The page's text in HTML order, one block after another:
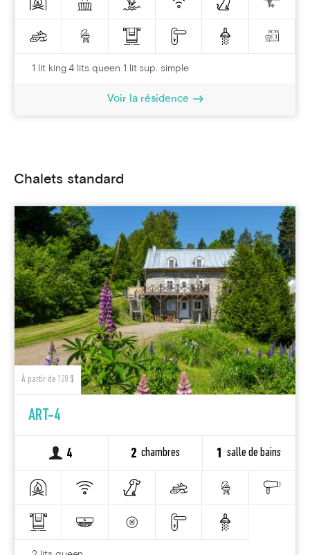
1 lit king 4 lits queen 1 lit sup. simple
Voir la résidence
Chalets standard
À partir de 128 $
ART-4
4 2 chambres 1 salle de bains